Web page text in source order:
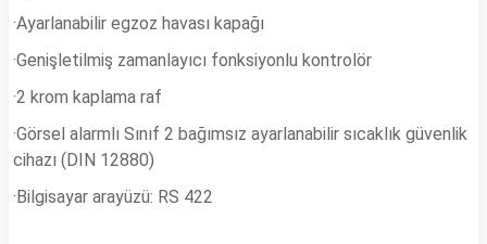
·Ayarlanabilir egzoz havası kapağı
·Genişletilmiş zamanlayıcı fonksiyonlu kontrolör
·2 krom kaplama raf
·Görsel alarmlı Sınıf 2 bağımsız ayarlanabilir sıcaklık güvenlik
cihazı (DIN 12880)
·Bilgisayar arayüzü: RS 422